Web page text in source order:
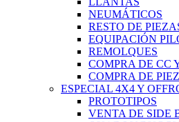
NEUMÁTICOS
RESTO DE
EQUIPACIÓN
REMOLQUES
COMPRA DE CC
COMPRA DE
ESPECIAL 4X4 Y
PROTOTIPOS
VENTA DE SIDE